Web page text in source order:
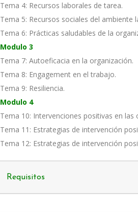
Tema 4: Recursos laborales de tarea.
Tema 5: Recursos sociales del ambiente
Tema 6: Prácticas saludables de la
Modulo 3
Tema 7: Autoeficacia en la organización.
Tema 8: Engagement en el trabajo.
Tema 9: Resiliencia.
Modulo 4
Tema 10: Intervenciones positivas en las
Tema 11: Estrategias de intervención
Tema 12: Estrategias de intervención
Requisitos